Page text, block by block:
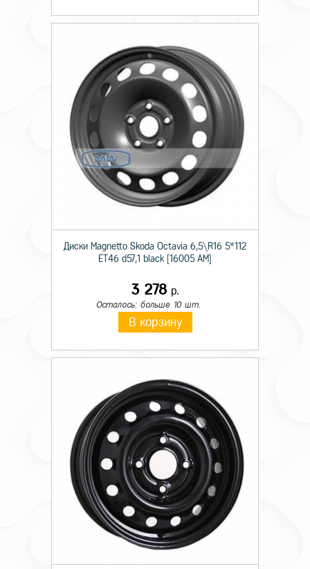
Диски Magnetto Skoda Octavia 6,5\R16 5*112
ET46 d57,1 black [16005 AM]
3 278 р.
Осталось: больше 10 шт.
В корзину